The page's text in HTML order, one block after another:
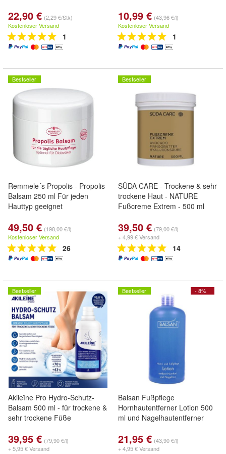
22,90 € (2,29 €/Stk)
Kostenloser Versand
1
10,99 € (43,96 €/l)
Kostenloser Versand
1
Bestseller
Remmele´s Propolis - Propolis
Balsam 250 ml Für jeden
Hauttyp geeignet
49,50 € (198,00 €/l)
Kostenloser Versand
26
Bestseller
SÜDA CARE - Trockene & sehr
trockene Haut - NATURE
Fußcreme Extrem - 500 ml
39,50 € (79,00 €/l)
+ 4,99 € Versand
14
Bestseller
Akileïne Pro Hydro-Schutz-
Balsam 500 ml - für trockene &
sehr trockene Füße
39,95 € (79,90 €/l)
+ 5,95 € Versand
- 8%
Bestseller
Balsan Fußpflege
Hornhautentferner Lotion 500
ml und Nagelhautentferner
21,95 € (43,90 €/l)
+ 4,95 € Versand